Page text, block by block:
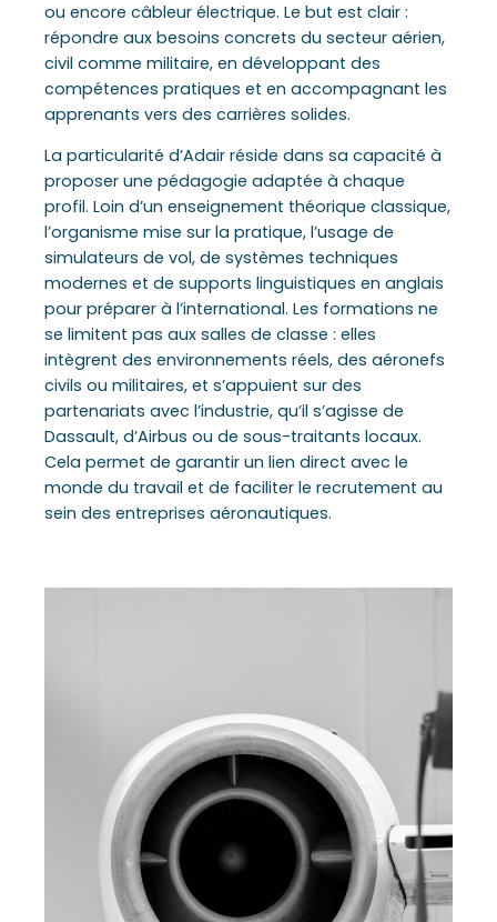
ou encore câbleur électrique. Le but est clair :
répondre aux besoins concrets du secteur aérien,
civil comme militaire, en développant des
compétences pratiques et en accompagnant les
apprenants vers des carrières solides.
La particularité d’Adair réside dans sa capacité à
proposer une pédagogie adaptée à chaque
profil. Loin d’un enseignement théorique classique,
l’organisme mise sur la pratique, l’usage de
simulateurs de vol, de systèmes techniques
modernes et de supports linguistiques en anglais
pour préparer à l’international. Les formations ne
se limitent pas aux salles de classe : elles
intègrent des environnements réels, des aéronefs
civils ou militaires, et s’appuient sur des
partenariats avec l’industrie, qu’il s’agisse de
Dassault, d’Airbus ou de sous-traitants locaux.
Cela permet de garantir un lien direct avec le
monde du travail et de faciliter le recrutement au
sein des entreprises aéronautiques.